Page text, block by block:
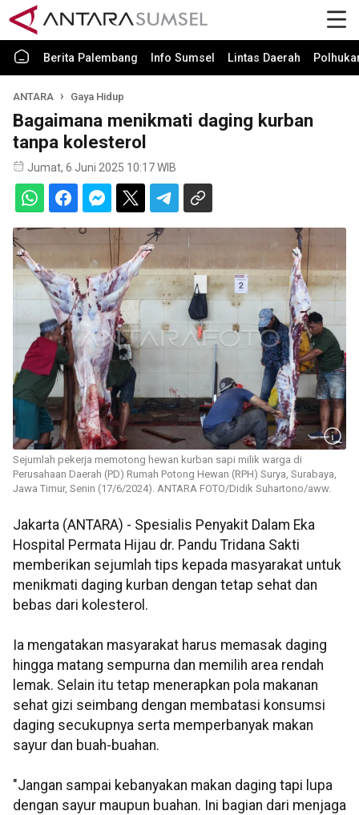
Berita Palembang Info Sumsel Lintas Daerah
ANTARA Gaya Hidup
Bagaimana menikmati daging kurban
tanpa kolesterol
Jumat, 6 Juni 2025 10:17 WIB
Sejumlah pekerja memotong hewan kurban sapi milik warga di
Perusahaan Daerah (PD) Rumah Potong Hewan (RPH) Surya, Surabaya,
Jawa Timur, Senin (17/6/2024). ANTARA FOTO/Didik Suhartono/aww.
Jakarta (ANTARA) - Spesialis Penyakit Dalam Eka
Hospital Permata Hijau dr. Pandu Tridana Sakti
memberikan sejumlah tips kepada masyarakat untuk
menikmati daging kurban dengan tetap sehat dan
bebas dari kolesterol.
Ia mengatakan masyarakat harus memasak daging
hingga matang sempurna dan memilih area rendah
lemak. Selain itu tetap menerapkan pola makanan
sehat gizi seimbang dengan membatasi konsumsi
daging secukupnya serta memperbanyak makan
sayur dan buah-buahan.
"Jangan sampai kebanyakan makan daging tapi lupa
dengan sayur maupun buahan. Ini bagian dari menjaga